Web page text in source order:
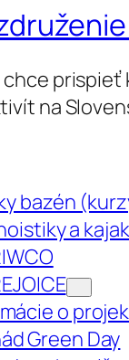
chce
na
bazén
a
o
Green Day